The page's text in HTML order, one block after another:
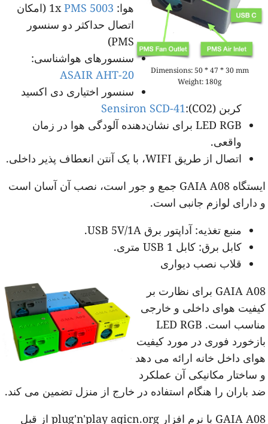
Dimensions: 50 * 47 * 30 mm
Weight: 180g
هوا:1x
PMS 5003
(امکان
اتصال حداکثر دو سنسور
PMS)
سنسورهای هواشناسی:
ASAIR AHT-20
سنسور اختیاری دی اکسید
کربن (CO2):
Sensiron SCD-41
LED RGB برای نشان‌دهنده آلودگی هوا در زمان
واقعی.
اتصال از طریق WIFI، با یک آنتن انعطاف پذیر داخلی.
ایستگاه GAIA A08 جمع و جور است، نصب آن آسان است
دارای لوازم جانبی است.
منبع تغذیه: آداپتور برق USB 5V/1A.
کابل برق: کابل USB 1 متری.
قلاب نصب دیواری
GAIA A08 برای نظارت بر
هوای داخلی و خارجی
مناسب است. LED RGB
فوری در مورد کیفیت
داخل خانه ارائه می دهد
ساختار مکانیکی آن عملکرد
باران را هنگام استفاده در خارج از منزل تضمین می کند.
GAIA A08 با نرم افزار plug'n'play aqicn.org از قبل